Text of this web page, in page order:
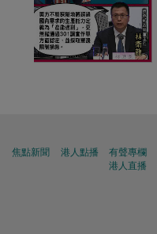
焦點新聞 港人點播
有聲專欄
港人直播